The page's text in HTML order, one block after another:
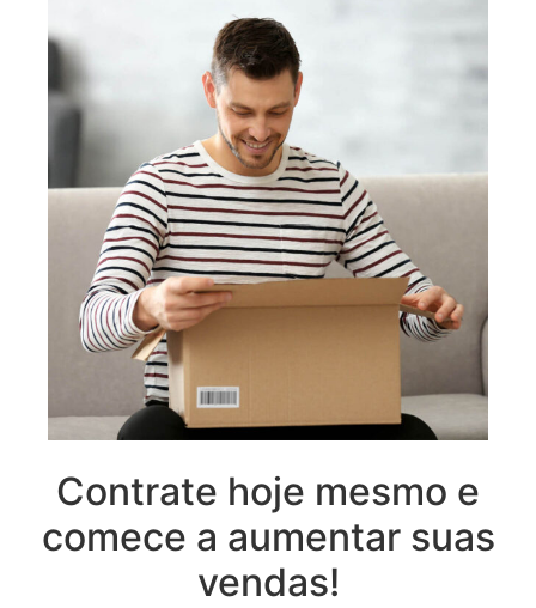
Contrate hoje mesmo e
comece a aumentar suas
vendas!